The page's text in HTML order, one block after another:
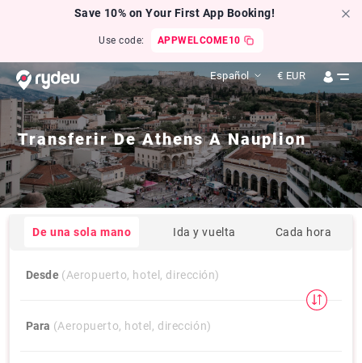
Save 10% on Your First App Booking!
Use code: APPWELCOME10
Español € EUR
Transferir De Athens A Nauplion
De una sola mano Ida y vuelta Cada hora
Desde (Aeropuerto, hotel, dirección)
Para (Aeropuerto, hotel, dirección)